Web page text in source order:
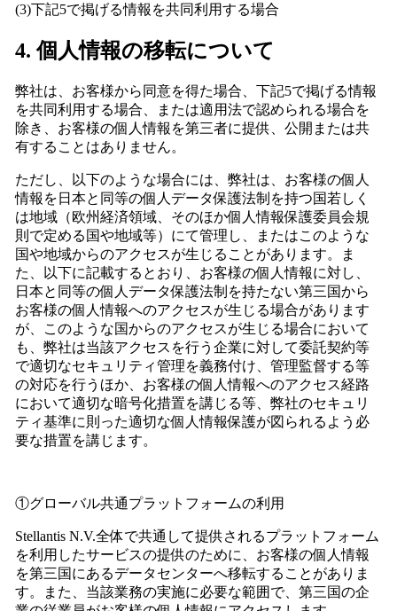
(3)下記5で掲げる情報を共同利用する場合
4. 個人情報の移転について
弊社は、お客様から同意を得た場合、下記5で掲げる情報
を共同利用する場合、または適用法で認められる場合を
除き、お客様の個人情報を第三者に提供、公開または共
有することはありません。
ただし、以下のような場合には、弊社は、お客様の個人
情報を日本と同等の個人データ保護法制を持つ国若しく
は地域（欧州経済領域、そのほか個人情報保護委員会規
則で定める国や地域等）にて管理し、またはこのような
国や地域からのアクセスが生じることがあります。ま
た、以下に記載するとおり、お客様の個人情報に対し、
日本と同等の個人データ保護法制を持たない第三国から
お客様の個人情報へのアクセスが生じる場合があります
が、このような国からのアクセスが生じる場合において
も、弊社は当該アクセスを行う企業に対して委託契約等
で適切なセキュリティ管理を義務付け、管理監督する等
の対応を行うほか、お客様の個人情報へのアクセス経路
において適切な暗号化措置を講じる等、弊社のセキュリ
ティ基準に則った適切な個人情報保護が図られるよう必
要な措置を講じます。
①グローバル共通プラットフォームの利用
Stellantis N.V.全体で共通して提供されるプラットフォーム
を利用したサービスの提供のために、お客様の個人情報
を第三国にあるデータセンターへ移転することがありま
す。また、当該業務の実施に必要な範囲で、第三国の企